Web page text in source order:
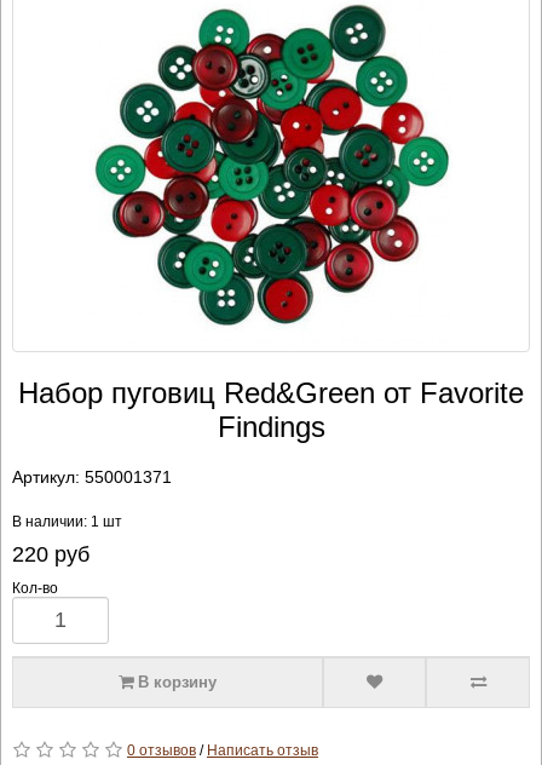
Набор пуговиц Red&Green от Favorite
Findings
Артикул: 550001371
В наличии: 1 шт
220руб
Кол-во
В корзину
0 отзывов/ Написать отзыв